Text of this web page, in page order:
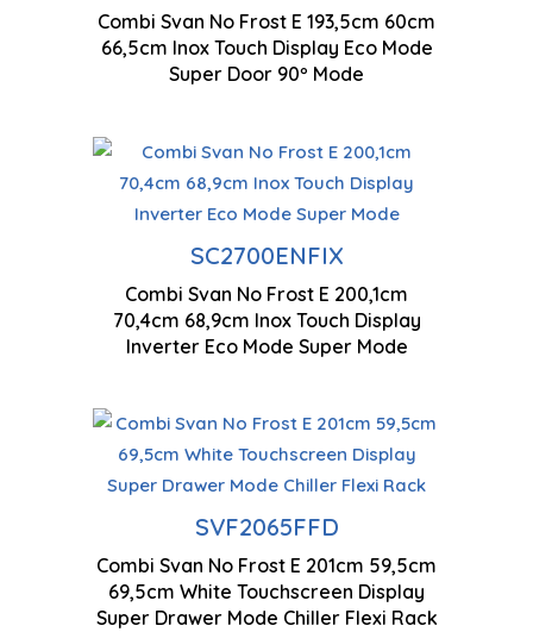
Combi Svan No Frost E 193,5cm 60cm
66,5cm Inox Touch Display Eco Mode
Super Door 90º Mode
Double système de
refroidissement
SC2700ENFIX
Combi Svan No Frost E 200,1cm
70,4cm 68,9cm Inox Touch Display
Inverter Eco Mode Super Mode
Technologie antigel
Ventilation à flux d'air
multiples
Moteur à inverseur
SVF2065FFD
Combi Svan No Frost E 201cm 59,5cm
69,5cm White Touchscreen Display
Super Drawer Mode Chiller Flexi Rack
2010 x 595 x 695 mm